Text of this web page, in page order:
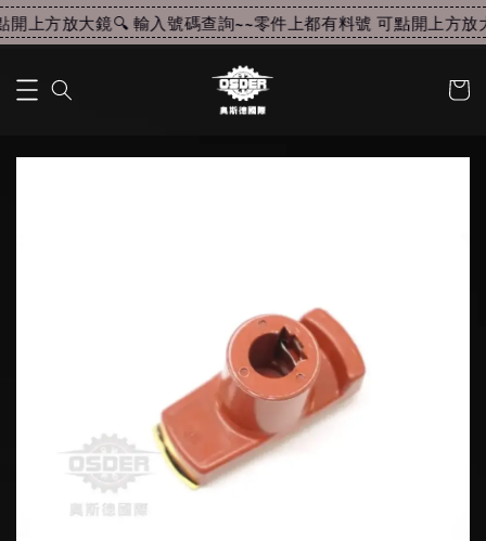
上方放大鏡🔍 輸入號碼查詢~~零件上都有料號 可點開上方放